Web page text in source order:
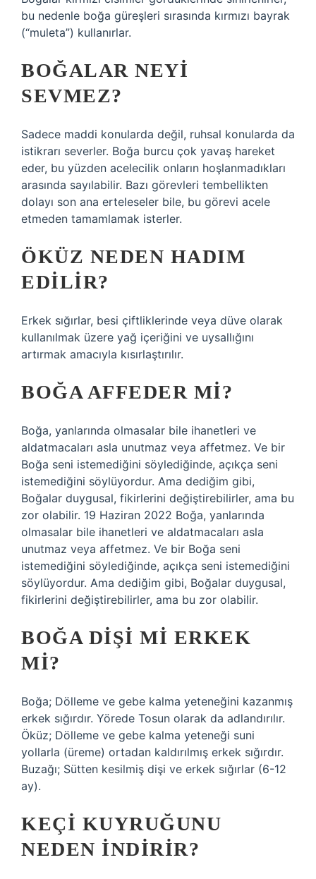
bu nedenle boğa güreşleri sırasında kırmızı bayrak
(“muleta”) kullanırlar.
BOĞALAR NEYI
SEVMEZ?
Sadece maddi konularda değil, ruhsal konularda da
istikrarı severler. Boğa burcu çok yavaş hareket
eder, bu yüzden acelecilik onların hoşlanmadıkları
arasında sayılabilir. Bazı görevleri tembellikten
dolayı son ana erteleseler bile, bu görevi acele
etmeden tamamlamak isterler.
ÖKÜZ NEDEN HADIM
EDILIR?
Erkek sığırlar, besi çiftliklerinde veya düve olarak
kullanılmak üzere yağ içeriğini ve uysallığını
artırmak amacıyla kısırlaştırılır.
BOĞA AFFEDER MI?
Boğa, yanlarında olmasalar bile ihanetleri ve
aldatmacaları asla unutmaz veya affetmez. Ve bir
Boğa seni istemediğini söylediğinde, açıkça seni
istemediğini söylüyordur. Ama dediğim gibi,
Boğalar duygusal, fikirlerini değiştirebilirler, ama bu
zor olabilir. 19 Haziran 2022 Boğa, yanlarında
olmasalar bile ihanetleri ve aldatmacaları asla
unutmaz veya affetmez. Ve bir Boğa seni
istemediğini söylediğinde, açıkça seni istemediğini
söylüyordur. Ama dediğim gibi, Boğalar duygusal,
fikirlerini değiştirebilirler, ama bu zor olabilir.
BOĞA DIŞI MI ERKEK
MI?
Boğa; Dölleme ve gebe kalma yeteneğini kazanmış
erkek sığırdır. Yörede Tosun olarak da adlandırılır.
Öküz; Dölleme ve gebe kalma yeteneği suni
yollarla (üreme) ortadan kaldırılmış erkek sığırdır.
Buzağı; Sütten kesilmiş dişi ve erkek sığırlar (6-12
ay).
KEÇI KUYRUĞUNU
NEDEN INDIRIR?